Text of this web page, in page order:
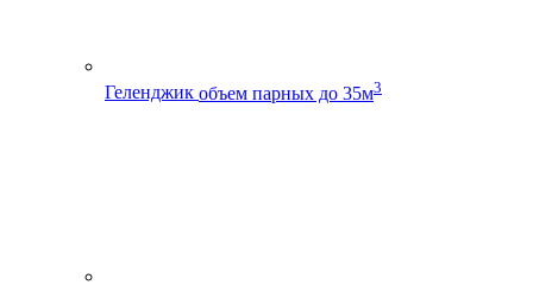
Геленджик объем парных до 35м3